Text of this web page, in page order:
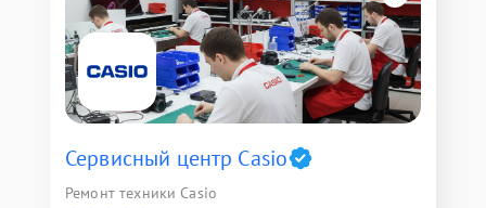
Сервисный центр Casio
Ремонт техники Casio